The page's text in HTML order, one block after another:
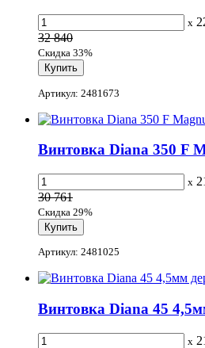
x
32 840
Скидка 33%
Артикул: 2481673
Винтовка Diana 350 F
x
30 761
Скидка 29%
Артикул: 2481025
Винтовка Diana 45
x